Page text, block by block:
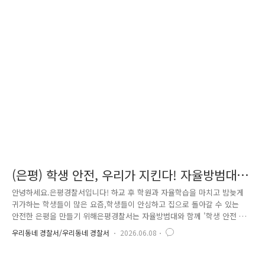
(은평) 학생 안전, 우리가 지킨다! 자율방범대와
합동 순찰 실시
안녕하세요.은평경찰서입니다! 하교 후 학원과 자율학습을 마치고 밤늦게
귀가하는 학생들이 많은 요즘,학생들이 안심하고 집으로 돌아갈 수 있는
안전한 은평을 만들기 위해은평경찰서는 자율방범대와 함께 '학생 안전 귀
가 합동 순찰'을 실시했습니다. 이번 순찰은 은평경찰서와 자율방범대 대원
들이 한자리에 모여 순찰 코스와 활동 목적을 공유하는 것으로 시작됐습니
우리동네 경찰서/우리동네 경찰서 2026.06.08